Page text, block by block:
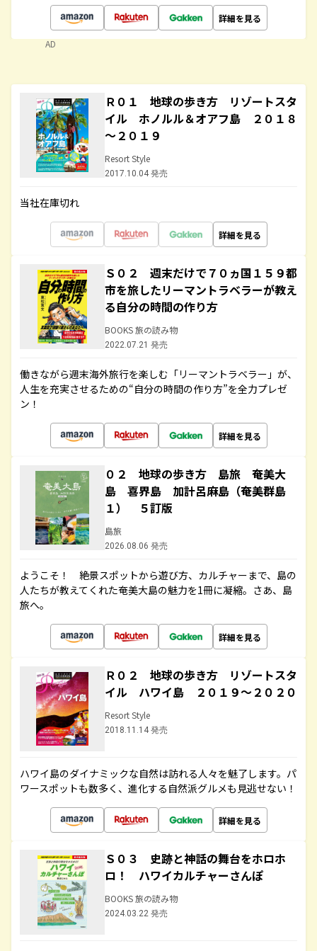
詳細を見る
AD
Ｒ０１ 地球の歩き方 リゾートスタ
イル ホノルル＆オアフ島 ２０１８
～２０１９
Resort Style
2017.10.04 発売
当社在庫切れ
詳細を見る
Ｓ０２ 週末だけで７０ヵ国１５９都
市を旅したリーマントラベラーが教え
る自分の時間の作り方
BOOKS 旅の読み物
2022.07.21 発売
働きながら週末海外旅行を楽しむ「リーマントラベラー」が、
人生を充実させるための“自分の時間の作り方”を全力プレゼ
ン！
詳細を見る
０２ 地球の歩き方 島旅 奄美大
島 喜界島 加計呂麻島（奄美群島
１） ５訂版
島旅
2026.08.06 発売
ようこそ！ 絶景スポットから遊び方、カルチャーまで、島の
人たちが教えてくれた奄美大島の魅力を1冊に凝縮。さあ、島
旅へ。
詳細を見る
Ｒ０２ 地球の歩き方 リゾートスタ
イル ハワイ島 ２０１９～２０２０
Resort Style
2018.11.14 発売
ハワイ島のダイナミックな自然は訪れる人々を魅了します。パ
ワースポットも数多く、進化する自然派グルメも見逃せない！
詳細を見る
Ｓ０３ 史跡と神話の舞台をホロホ
ロ！ ハワイカルチャーさんぽ
BOOKS 旅の読み物
2024.03.22 発売